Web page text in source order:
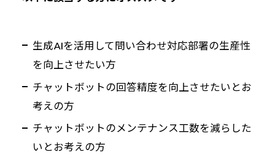
生成AIを活用して問い合わせ対応部署の生産性
を向上させたい方
チャットボットの回答精度を向上させたいとお
考えの方
チャットボットのメンテナンス工数を減らした
いとお考えの方